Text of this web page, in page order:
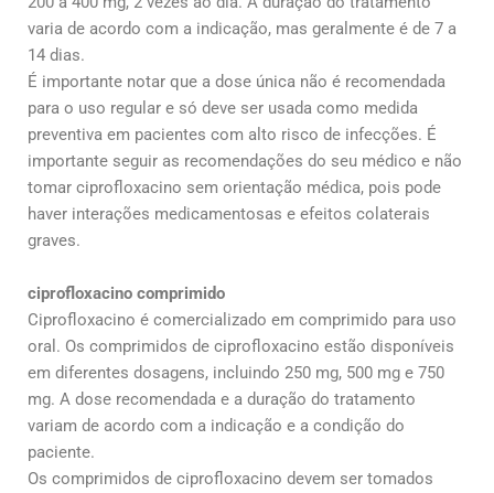
varia de acordo com a indicação, mas geralmente é de 7 a
14 dias.
É importante notar que a dose única não é recomendada
para o uso regular e só deve ser usada como medida
preventiva em pacientes com alto risco de infecções. É
importante seguir as recomendações do seu médico e não
tomar ciprofloxacino sem orientação médica, pois pode
haver interações medicamentosas e efeitos colaterais
graves.
ciprofloxacino comprimido
Ciprofloxacino é comercializado em comprimido para uso
oral. Os comprimidos de ciprofloxacino estão disponíveis
em diferentes dosagens, incluindo 250 mg, 500 mg e 750
mg. A dose recomendada e a duração do tratamento
variam de acordo com a indicação e a condição do
paciente.
Os comprimidos de ciprofloxacino devem ser tomados